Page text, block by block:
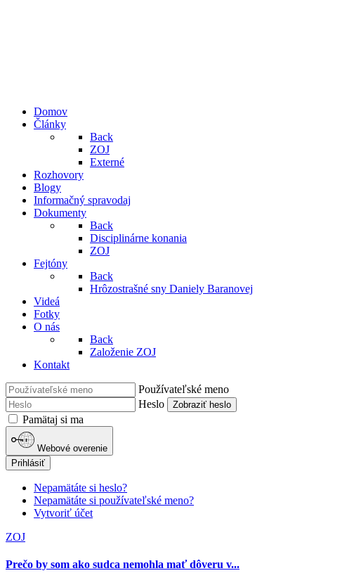
Domov
Články
Back
ZOJ
Externé
Rozhovory
Blogy
Informačný spravodaj
Dokumenty
Back
Disciplinárne konania
ZOJ
Fejtóny
Back
Hrôzostrašné sny Daniely Baranovej
Videá
Fotky
O nás
Back
Založenie ZOJ
Kontakt
Používateľské meno
Heslo
Zobraziť heslo
Pamätaj si ma
Webové overenie
Prihlásiť
Nepamätáte si heslo?
Nepamätáte si používateľské meno?
Vytvoriť účet
ZOJ
Prečo by som ako sudca nemohla mať dôveru v...